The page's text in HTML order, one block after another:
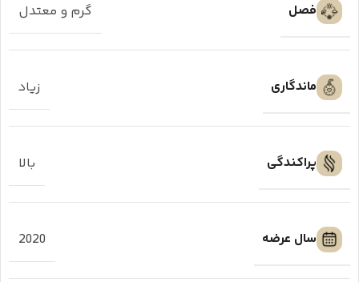
فصل گرم و معتدل
ماندگاری زیاد
پراکندگی بالا
سال عرضه 2020